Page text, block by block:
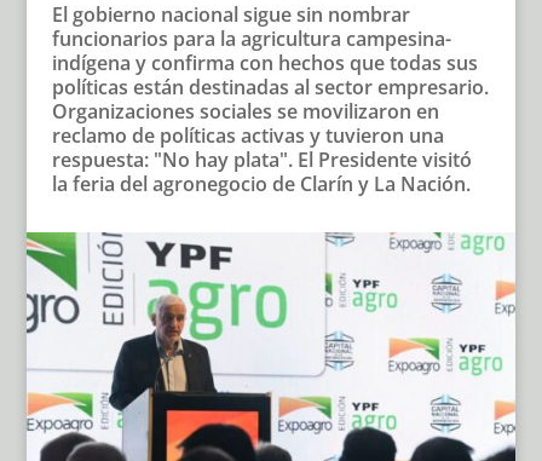
El gobierno nacional sigue sin nombrar
funcionarios para la agricultura campesina-
indígena y confirma con hechos que todas sus
políticas están destinadas al sector empresario.
Organizaciones sociales se movilizaron en
reclamo de políticas activas y tuvieron una
respuesta: "No hay plata". El Presidente visitó
la feria del agronegocio de Clarín y La Nación.